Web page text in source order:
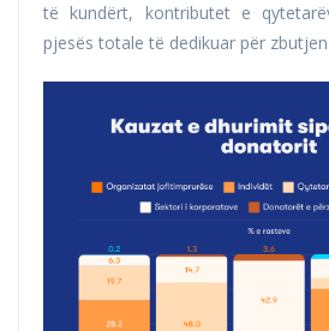
të kundërt, kontributet e
pjesës totale të dedikuar për